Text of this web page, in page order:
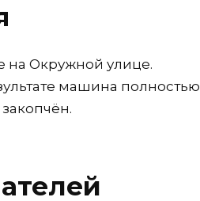
на Окружной улице.
машина полностью